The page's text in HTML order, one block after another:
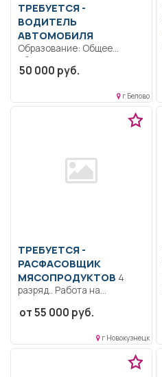
ТРЕБУЕТСЯ -
ВОДИТЕЛЬ
АВТОМОБИЛЯ
Образование: Общее
образование..
Обеспечивать
грузов....
50 000 руб.
г Белово
ТРЕБУЕТСЯ -
РАСФАСОВЩИК
МЯСОПРОДУКТОВ
разряд.. Работа на
упаковка.. Участок
от 55 000 руб.
г Новокузнецк